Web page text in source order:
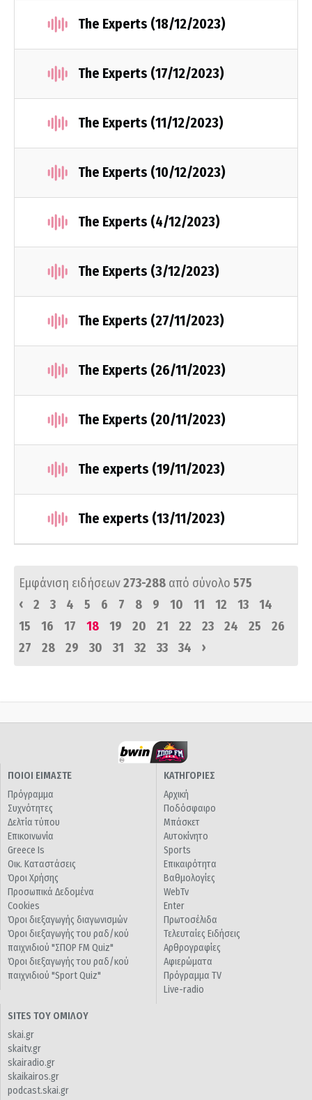
The Experts (18/12/2023)
The Experts (17/12/2023)
The Experts (11/12/2023)
The Experts (10/12/2023)
The Experts (4/12/2023)
The Experts (3/12/2023)
The Experts (27/11/2023)
The Experts (26/11/2023)
The Experts (20/11/2023)
The experts (19/11/2023)
The experts (13/11/2023)
Εμφάνιση ειδήσεων273-288 από σύνολο 575
‹
2 3 4 5 6 7 8 9 10 11 12 13
14
15
16 17 18 19 20 21 22 23 24 25
26
27
28 29 30 31 32 33 34 ›
ΠΟΙΟΙ ΕΙΜΑΣΤΕ
Πρόγραμμα
Συχνότητες
Δελτία τύπου
Επικοινωνία
Greece Is
Οικ. Καταστάσεις
Όροι Χρήσης
Προσωπικά Δεδομένα
Cookies
Όροι διεξαγωγής διαγωνισμών
Όροι διεξαγωγής του ραδ/κού
παιχνιδιού "ΣΠΟΡ FM Quiz"
Όροι διεξαγωγής του ραδ/κού
παιχνιδιού "Sport Quiz"
ΚΑΤΗΓΟΡΙΕΣ
Αρχική
Ποδόσφαιρο
Μπάσκετ
Αυτοκίνητο
Sports
Επικαιρότητα
Βαθμολογίες
WebTv
Enter
Πρωτοσέλιδα
Τελευταίες Ειδήσεις
Αρθρογραφίες
Αφιερώματα
Πρόγραμμα TV
Live-radio
SITES ΤΟΥ ΟΜΙΛΟΥ
skai.gr
skaitv.gr
skairadio.gr
skaikairos.gr
podcast.skai.gr